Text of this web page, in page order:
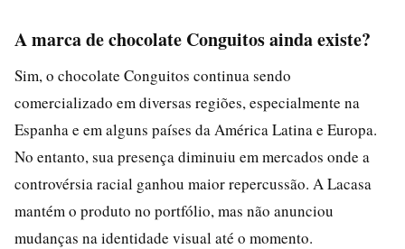
A marca de chocolate Conguitos ainda existe?
Sim, o chocolate Conguitos continua sendo
comercializado em diversas regiões, especialmente na
Espanha e em alguns países da América Latina e Europa.
No entanto, sua presença diminuiu em mercados onde a
controvérsia racial ganhou maior repercussão. A Lacasa
mantém o produto no portfólio, mas não anunciou
mudanças na identidade visual até o momento.